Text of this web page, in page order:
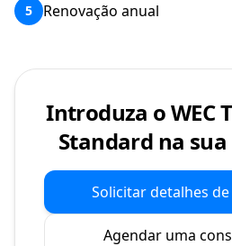
5 Renovação anual
Introduza o WEC
Standard na
Solicitar detalhes
Agendar uma